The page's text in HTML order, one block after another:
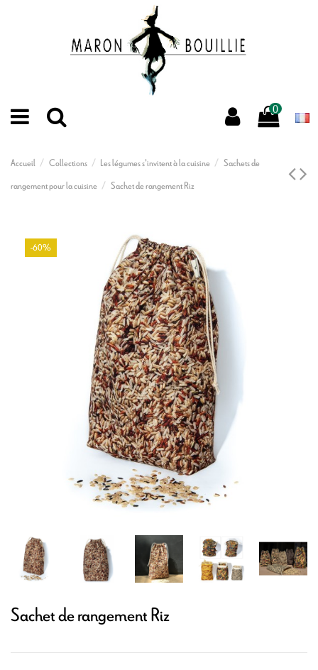
0
Accueil Collections Les légumes s'invitent à la cuisine
Sachets de
rangement pour la cuisine
Sachet de rangement Riz
-60%
Sachet de rangement Riz